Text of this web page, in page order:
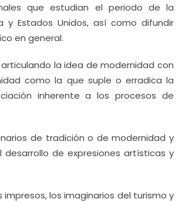
que estudian el periodo de la
Estados Unidos, así como difundir
en general.
la idea de modernidad con
como la que suple o erradica la
inherente a los procesos de
de tradición o de modernidad y
de expresiones artísticas y
los imaginarios del turismo y